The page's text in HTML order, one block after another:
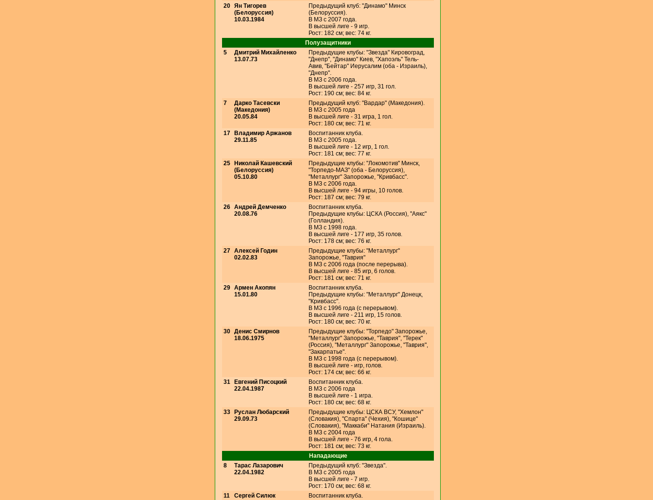
20 Ян Тигорев
(Белоруссия)
10.03.1984
Предыдущий клуб: "Динамо" Минск
(Белоруссия).
В МЗ с 2007 года.
В высшей лиге - 9 игр.
Рост: 182 см; вес: 74 кг.
Полузащитники
5
Дмитрий Михайленко
13.07.73
Предыдущие клубы: "Звезда" Кировоград,
"Днепр", "Динамо" Киев, "Хапоэль" Тель-
Авив, "Бейтар" Иерусалим (оба - Израиль),
"Днепр".
В МЗ с 2006 года.
В высшей лиге - 257 игр, 31 гол.
Рост: 190 см; вес: 84 кг.
7
Дарко Тасевски
(Македония)
20.05.84
Предыдущий клуб: "Вардар" (Македония).
В МЗ с 2005 года
В высшей лиге - 31 игра, 1 гол.
Рост: 180 см; вес: 71 кг.
17
Владимир Аржанов
29.11.85
Воспитанник клуба.
В МЗ с 2005 года.
В высшей лиге - 12 игр, 1 гол.
Рост: 181 см; вес: 77 кг.
25
Николай Кашевский
(Белоруссия)
05.10.80
Предыдущие клубы: "Локомотив" Минск,
"Торпедо-МАЗ" (оба - Белоруссия),
"Металлург" Запорожье, "Кривбасс".
В МЗ с 2006 года.
В высшей лиге - 94 игры, 10 голов.
Рост: 187 см; вес: 79 кг.
26 Андрей Демченко
20.08.76
Воспитанник клуба.
Предыдущие клубы: ЦСКА (Россия), "Аякс"
(Голландия).
В МЗ с 1998 года.
В высшей лиге - 177 игр, 35 голов.
Рост: 178 см; вес: 76 кг.
27 Алексей Годин
02.02.83
Предыдущие клубы: "Металлург"
Запорожье, "Таврия"
В МЗ с 2006 года (после перерыва).
В высшей лиге - 85 игр, 6 голов.
Рост: 181 см; вес: 71 кг.
29 Армен Акопян
15.01.80
Воспитанник клуба.
Предыдущие клубы: "Металлург" Донецк,
"Кривбасс".
В МЗ с 1996 года (с перерывом).
В высшей лиге - 211 игр, 15 голов.
Рост: 180 см; вес: 70 кг.
30 Денис Смирнов
18.06.1975
Предыдущие клубы: "Торпедо" Запорожье,
"Металлург" Запорожье, "Таврия", "Терек"
(Россия), "Металлург" Запорожье, "Таврия",
"Закарпатье".
В МЗ с 1998 года (с перерывом).
В высшей лиге - игр, голов.
Рост: 174 см; вес: 66 кг.
31
Евгений Писоцкий
22.04.1987
Воспитанник клуба.
В МЗ с 2006 года
В высшей лиге - 1 игра.
Рост: 180 см; вес: 68 кг.
33
Руслан Любарский
29.09.73
Предыдущие клубы: ЦСКА ВСУ, "Хемлон"
(Словакия), "Спарта" (Чехия), "Кошице"
(Словакия), "Маккаби" Натания (Израиль).
В МЗ с 2004 года
В высшей лиге - 76 игр, 4 гола.
Рост: 181 см; вес: 73 кг.
Нападающие
8
Тарас Лазарович
22.04.1982
Предыдущий клуб: "Звезда".
В МЗ с 2005 года
В высшей лиге - 7 игр.
Рост: 170 см; вес: 68 кг.
11
Сергей Силюк
Воспитанник клуба.